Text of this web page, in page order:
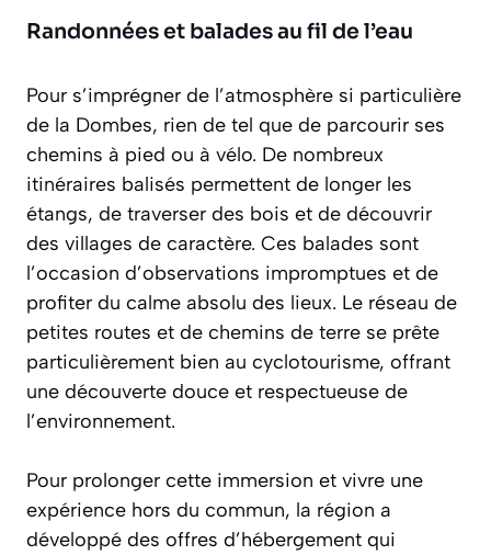
Randonnées et balades au fil de l’eau
Pour s’imprégner de l’atmosphère si particulière
de la Dombes, rien de tel que de parcourir ses
chemins à pied ou à vélo. De nombreux
itinéraires balisés permettent de longer les
étangs, de traverser des bois et de découvrir
des villages de caractère. Ces balades sont
l’occasion d’observations impromptues et de
profiter du calme absolu des lieux. Le réseau de
petites routes et de chemins de terre se prête
particulièrement bien au cyclotourisme, offrant
une découverte douce et respectueuse de
l’environnement.
Pour prolonger cette immersion et vivre une
expérience hors du commun, la région a
développé des offres d’hébergement qui